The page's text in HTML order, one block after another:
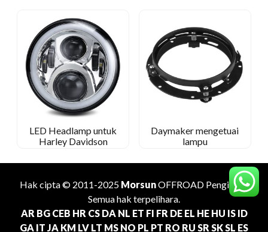
LED Headlamp untuk
Harley Davidson
Daymaker mengetuai
lampu
Hak cipta © 2011-2025 MorsunOFFROAD Pengilang.
Semua hak terpelihara.
AR BG CEB HR CS DA NL ET FI FR DE EL HE HU IS ID
GA IT JA KM LV LT MS NO PL PT RO RU SR SKSL ES